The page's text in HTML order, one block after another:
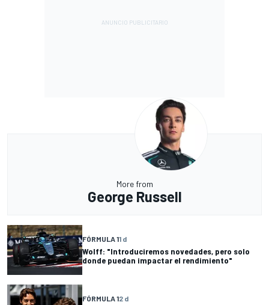
More from
George Russell
FÓRMULA 11 d
Wolff: "Introduciremos novedades, pero solo
donde puedan impactar el rendimiento"
FÓRMULA 12 d